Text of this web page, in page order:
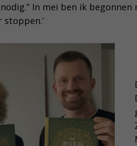
In mei ben ik